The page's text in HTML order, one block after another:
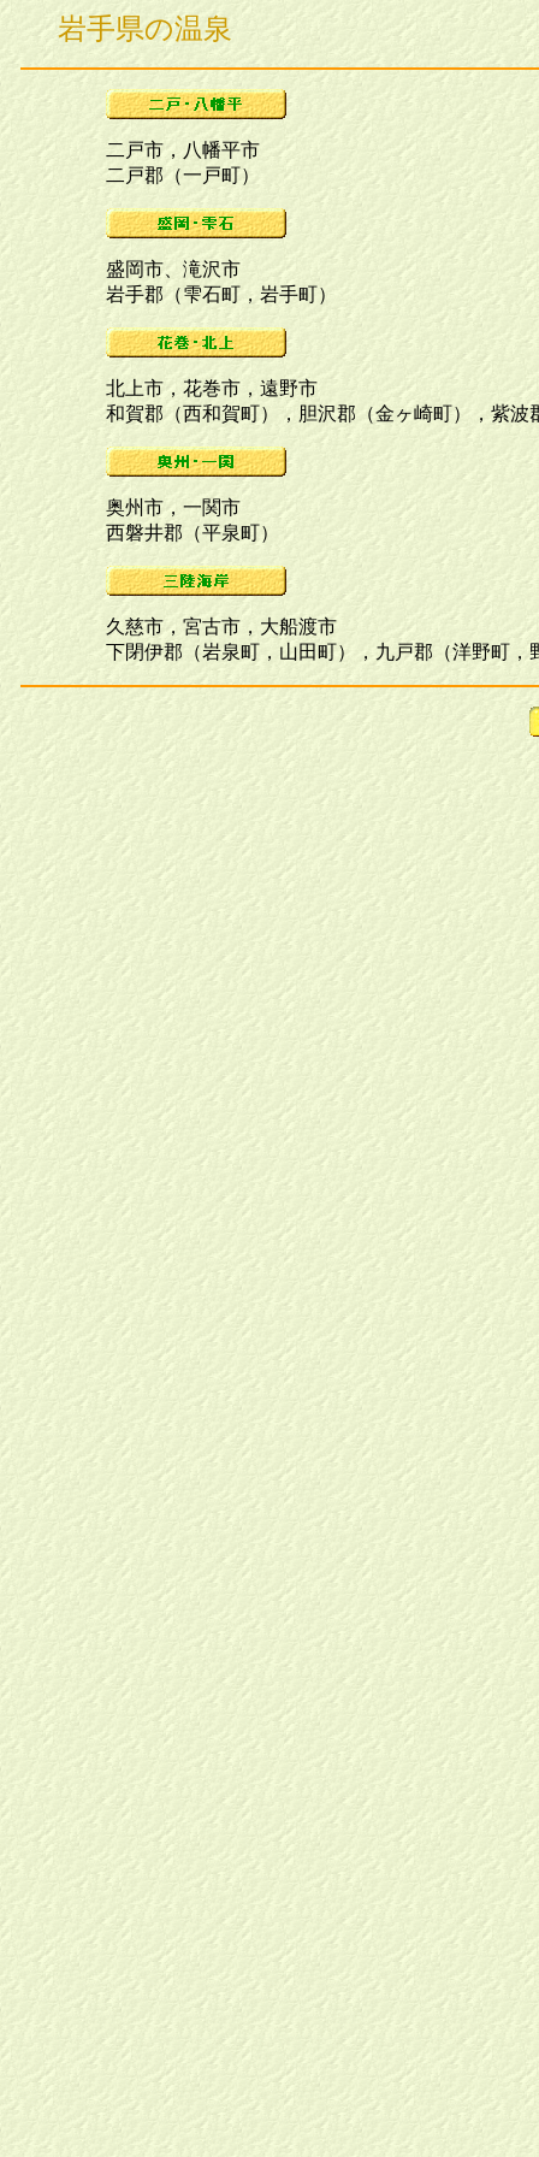
岩手県の温泉
二戸市，八幡平市
二戸郡（一戸町）
盛岡市、滝沢市
岩手郡（雫石町，岩手町）
北上市，花巻市，遠野市
和賀郡（西和賀町），胆沢郡（金ヶ崎町），紫波
奥州市，一関市
西磐井郡（平泉町）
久慈市，宮古市，大船渡市
下閉伊郡（岩泉町，山田町），九戸郡（洋野町，